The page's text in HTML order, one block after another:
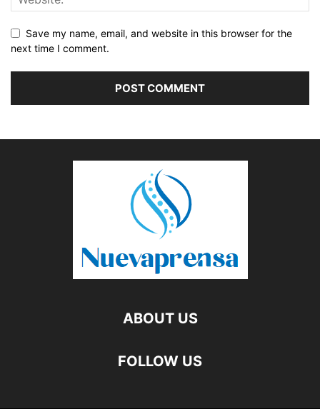
Save my name, email, and website in this browser for the
next time I comment.
ABOUT US
FOLLOW US